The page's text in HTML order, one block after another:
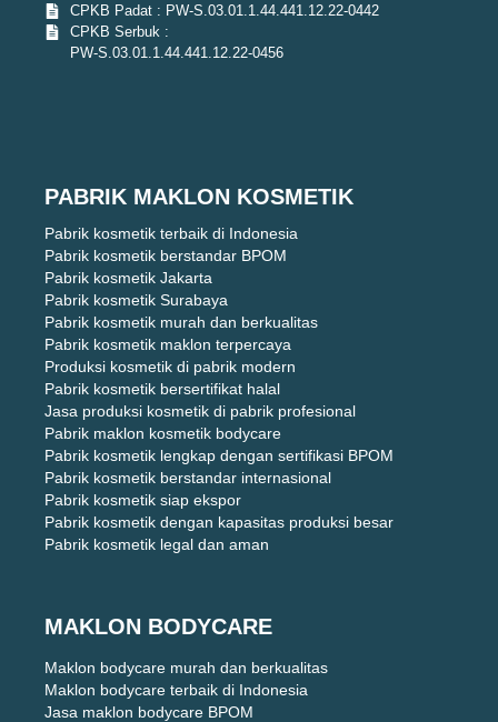
CPKB Padat : PW-S.03.01.1.44.441.12.22-0442
CPKB Serbuk :
PW-S.03.01.1.44.441.12.22-0456
PABRIK MAKLON KOSMETIK
Pabrik kosmetik terbaik di Indonesia
Pabrik kosmetik berstandar BPOM
Pabrik kosmetik Jakarta
Pabrik kosmetik Surabaya
Pabrik kosmetik murah dan berkualitas
Pabrik kosmetik maklon terpercaya
Produksi kosmetik di pabrik modern
Pabrik kosmetik bersertifikat halal
Jasa produksi kosmetik di pabrik profesional
Pabrik maklon kosmetik bodycare
Pabrik kosmetik lengkap dengan sertifikasi BPOM
Pabrik kosmetik berstandar internasional
Pabrik kosmetik siap ekspor
Pabrik kosmetik dengan kapasitas produksi besar
Pabrik kosmetik legal dan aman
MAKLON BODYCARE
Maklon bodycare murah dan berkualitas
Maklon bodycare terbaik di Indonesia
Jasa maklon bodycare BPOM